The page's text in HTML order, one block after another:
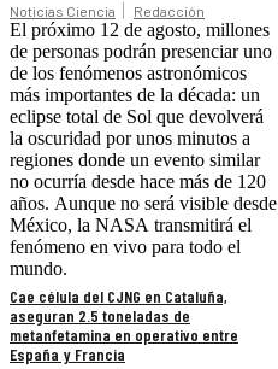
Noticias Ciencia Redacción
El próximo 12 de agosto, millones
de personas podrán presenciar uno
de los fenómenos astronómicos
más importantes de la década: un
eclipse total de Sol que devolverá
la oscuridad por unos minutos a
regiones donde un evento similar
no ocurría desde hace más de 120
años. Aunque no será visible desde
México, la NASA transmitirá el
fenómeno en vivo para todo el
mundo.
Cae célula del CJNG en Cataluña,
aseguran 2.5 toneladas de
metanfetamina en operativo entre
España y Francia